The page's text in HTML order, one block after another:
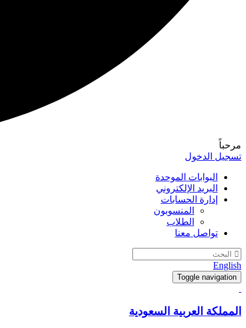
مرحباً
تسجيل الدخول
البوابات الموحدة
البريد الإلكتروني
إدارة الحسابات
المنسوبون
الطلاب
تواصل معنا
English
Toggle navigation
المملكة العربية السعودية